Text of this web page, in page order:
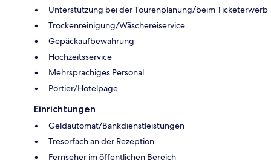
Unterstützung bei der Tourenplanung/beim Ticketerwerb
Trockenreinigung/Wäschereiservice
Gepäckaufbewahrung
Hochzeitsservice
Mehrsprachiges Personal
Portier/Hotelpage
Einrichtungen
Geldautomat/Bankdienstleistungen
Tresorfach an der Rezeption
Fernseher im öffentlichen Bereich